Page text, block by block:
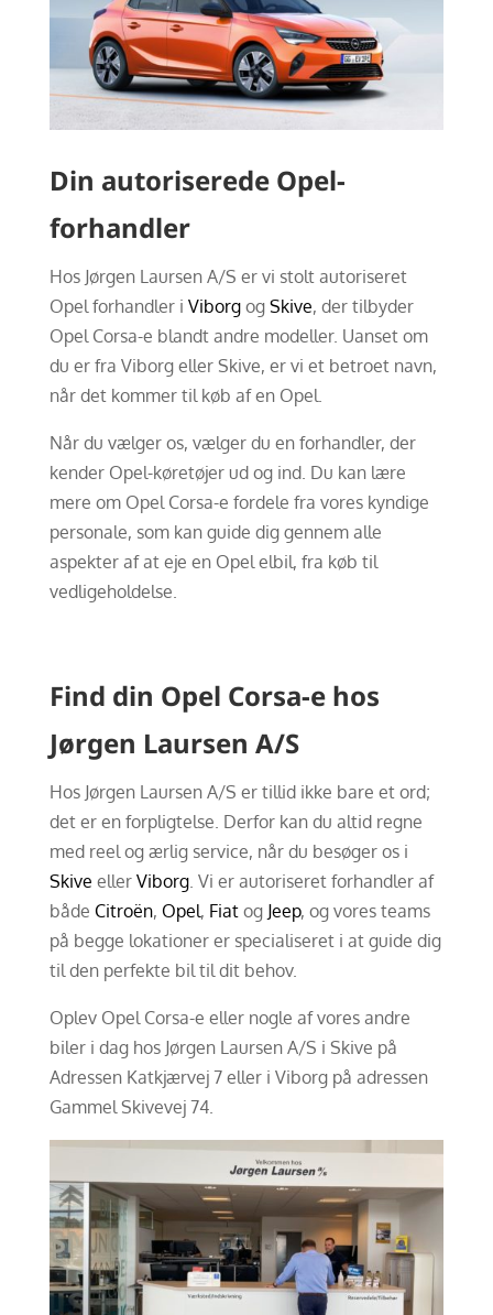
Din autoriserede Opel-
forhandler
Hos Jørgen Laursen A/S er vi stolt autoriseret
Opel forhandler i Viborgog Skive, der tilbyder
Opel Corsa-e blandt andre modeller. Uanset om
du er fra Viborg eller Skive, er vi et betroet navn,
når det kommer til køb af en Opel.
Når du vælger os, vælger du en forhandler, der
kender Opel-køretøjer ud og ind. Du kan lære
mere om Opel Corsa-e fordele fra vores kyndige
personale, som kan guide dig gennem alle
aspekter af at eje en Opel elbil, fra køb til
vedligeholdelse.
Find din Opel Corsa-e hos
Jørgen Laursen A/S
Hos Jørgen Laursen A/S er tillid ikke bare et ord;
det er en forpligtelse. Derfor kan du altid regne
med reel og ærlig service, når du besøger os i
Skive eller Viborg. Vi er autoriseret forhandler af
både Citroën, Opel, Fiatog Jeep, og vores teams
på begge lokationer er specialiseret i at guide dig
til den perfekte bil til dit behov.
Oplev Opel Corsa-e eller nogle af vores andre
biler i dag hos Jørgen Laursen A/S i Skive på
Adressen Katkjærvej 7 eller i Viborg på adressen
Gammel Skivevej 74.